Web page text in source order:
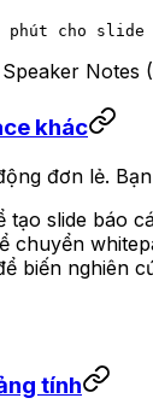
cho slide
khác
đơn lẻ.
tạo slide báo
chuyển
biến nghiên
tính